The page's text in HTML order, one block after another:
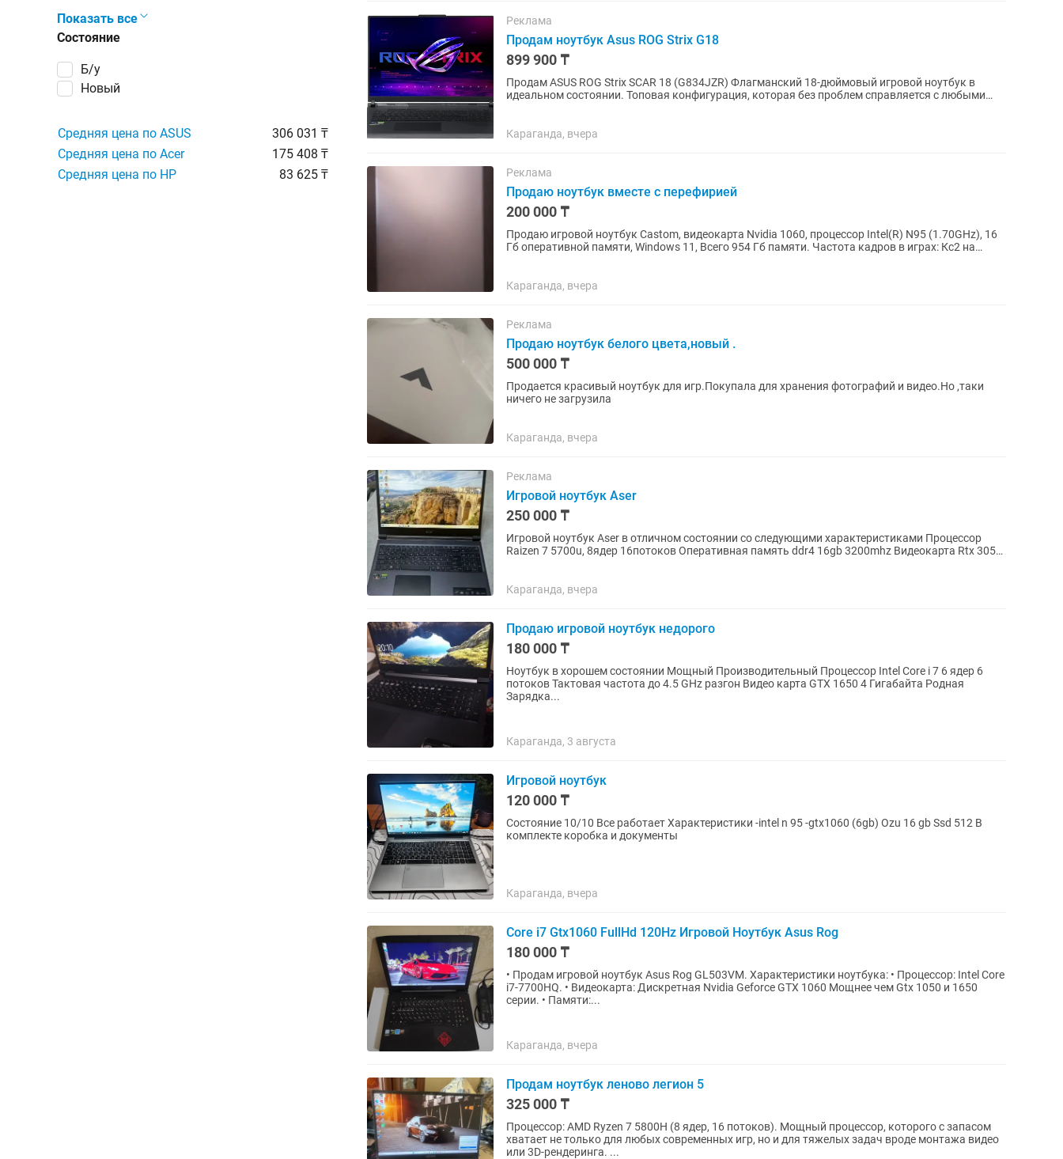
Показать все
Состояние
Б/у
Новый
Средняя цена по ASUS
306 031 ₸
Средняя цена по Acer
175 408 ₸
Средняя цена по HP
83 625 ₸
Реклама
Продам ноутбук Asus ROG Strix G18
899 900 ₸
Продам ASUS ROG Strix SCAR 18 (G834JZR) Флагманский 18-дюймовый игровой ноутбук в
идеальном состоянии. Топовая конфигурация, которая без проблем справляется с любыми
Караганда, вчера
Реклама
Продаю ноутбук вместе с перефирией
200 000 ₸
Продаю игровой ноутбук Castom, видеокарта Nvidia 1060, процессор Intel(R) N95 (1.70GHz), 16
Гб оперативной памяти, Windows 11, Всего 954 Гб памяти. Частота кадров в играх: Кс2 на
Караганда, вчера
Реклама
Продаю ноутбук белого цвета,новый .
500 000 ₸
Продается красивый ноутбук для игр.Покупала для хранения фотографий и видео.Но ,таки
ничего не загрузила
Караганда, вчера
Реклама
Игровой ноутбук Aser
250 000 ₸
Игровой ноутбук Aser в отличном состоянии со следующими характеристиками Процессор
Raizen 7 5700u, 8ядер 16потоков Оперативная память ddr4 16gb 3200mhz Видеокарта Rtx 3050
Караганда, вчера
Продаю игровой ноутбук недорого
180 000 ₸
Ноутбук в хорошем состоянии Мощный Производительный Процессор Intel Core i 7 6 ядер 6
потоков Тактовая частота до 4.5 GHz разгон Видео карта GTX 1650 4 Гигабайта Родная
Зарядка...
Караганда, 3 августа
Игровой ноутбук
120 000 ₸
Состояние 10/10 Все работает Характеристики -intel n 95 -gtx1060 (6gb) Ozu 16 gb Ssd 512 В
комплекте коробка и документы
Караганда, вчера
Core i7 Gtx1060 FullHd 120Hz Игровой Ноутбук Asus Rog
180 000 ₸
• Продам игровой ноутбук Asus Rog GL503VM. Характеристики ноутбука: • Процессор: Intel Core
i7-7700HQ. • Видеокарта: Дискретная Nvidia Geforce GTX 1060 Мощнее чем Gtx 1050 и 1650
серии. • Памяти:...
Караганда, вчера
Продам ноутбук леново легион 5
325 000 ₸
Процессор: AMD Ryzen 7 5800H (8 ядер, 16 потоков). Мощный процессор, которого с запасом
хватает не только для любых современных игр, но и для тяжелых задач вроде монтажа видео
или 3D-рендеринга. ...